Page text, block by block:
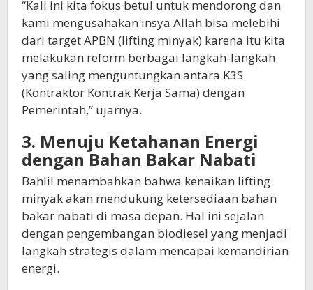
“Kali ini kita fokus betul untuk mendorong dan
kami mengusahakan insya Allah bisa melebihi
dari target APBN (lifting minyak) karena itu kita
melakukan reform berbagai langkah-langkah
yang saling menguntungkan antara K3S
(Kontraktor Kontrak Kerja Sama) dengan
Pemerintah,” ujarnya.
3. Menuju Ketahanan Energi
dengan Bahan Bakar Nabati
Bahlil menambahkan bahwa kenaikan lifting
minyak akan mendukung ketersediaan bahan
bakar nabati di masa depan. Hal ini sejalan
dengan pengembangan biodiesel yang menjadi
langkah strategis dalam mencapai kemandirian
energi.